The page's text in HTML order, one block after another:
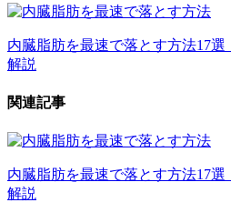
内臓脂肪を最速で落とす方法17
解説
関連記事
内臓脂肪を最速で落とす方法17
解説